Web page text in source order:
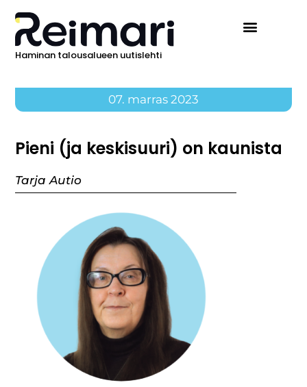
Haminan talousalueen uutislehti
07. marras 2023
Pieni (ja keskisuuri) on kaunista
Tarja Autio